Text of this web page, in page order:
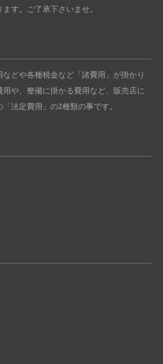
す。ご了承下さいませ。
どや各種税金など「諸費用」が掛かり
や、整備に掛かる費用など、販売店に
法定費用」の2種類の事です。